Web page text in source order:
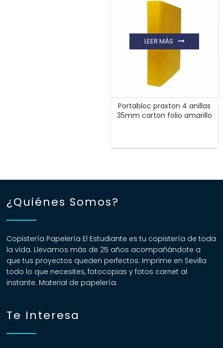
Portabloc praxton 4 anillas
35mm carton folio amarillo
LEER MÁS
¿Quiénes Somos?
Copistería Papelería El Estudiante es tu copistería de toda
la vida. Llevamos más de 25 años acompañándote a
que tus proyectos queden perfectos. Imprime en Sevilla
todo lo que necesites, fotocopias y fotos carnet al
instante. Material de papelería.
Te Interesa